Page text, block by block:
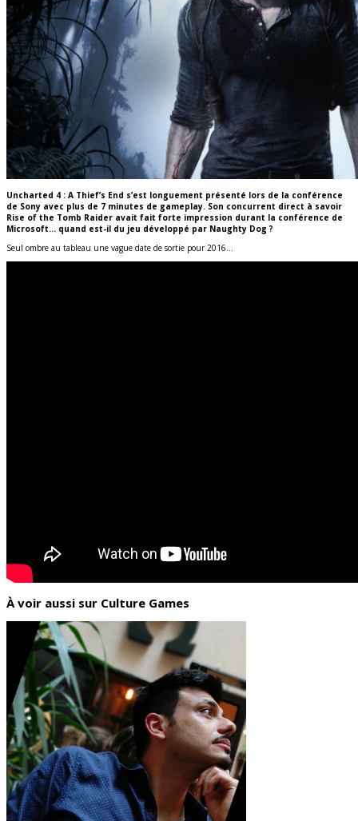
Uncharted 4 : A Thief’s End s’est longuement présenté lors de la conférence
de Sony avec plus de 7 minutes de gameplay. Son concurrent direct à savoir
Rise of the Tomb Raider avait fait forte impression durant la conférence de
Microsoft… quand est-il du jeu développé par Naughty Dog ?
Seul ombre au tableau une vague date de sortie pour 2016…
À voir aussi sur Culture Games